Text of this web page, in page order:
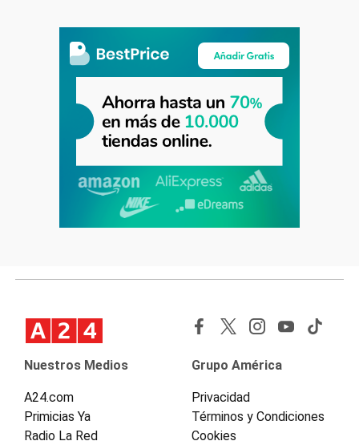
Nuestros Medios
A24.com
Primicias Ya
Radio La Red
Grupo América
Privacidad
Términos y Condiciones
Cookies